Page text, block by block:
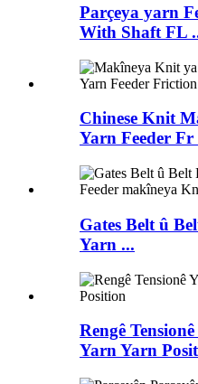
Parçeya yarn
With Shaft FL
Chinese Knit
Yarn Feeder Fr
Gates Belt û
Yarn ...
Rengê
Yarn Yarn